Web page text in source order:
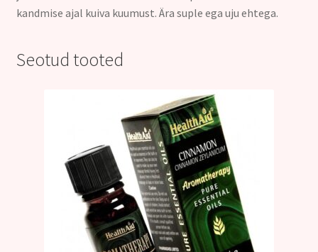
kandmise ajal kuiva kuumust. Ära suple ega uju ehtega.
Seotud tooted